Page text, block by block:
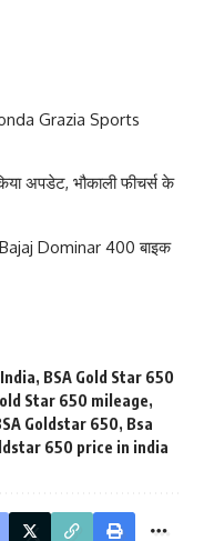
Grazia Sports
अपडेट, भौकाली फीचर्स के
Dominar 400 बाइक
, BSA Gold Star 650
Star 650 mileage,
Goldstar 650, Bsa
650 price in india